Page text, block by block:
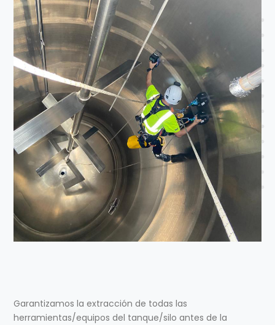
Garantizamos la extracción de todas las
herramientas/equipos del tanque/silo antes de la